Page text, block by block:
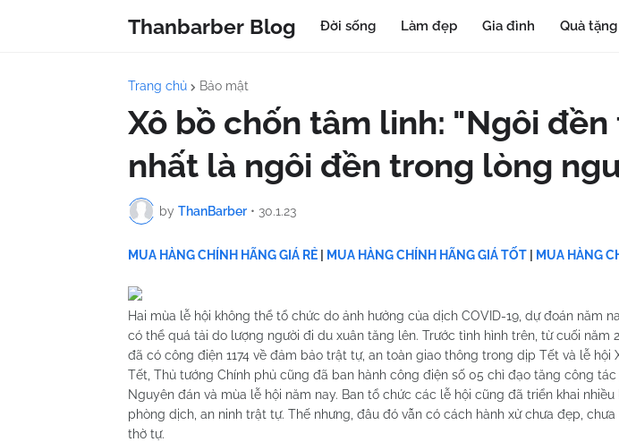
Thanbarber Blog Đời sống Làm đẹp Gia đình Quà tặng
Trang chủ Bảo mật
Xô bồ chốn tâm linh: "Ngôi
nhất là ngôi đền trong lòng
by ThanBarber • 30.1.23
MUA HÀNG CHÍNH HÃNG GIÁ RẺ MUA HÀNG CHÍNH HÃNG GIÁ TỐT MUA HÀNG
Hai mùa lễ hội không thể tổ chức do ảnh hưởng của dịch COVID-19, dự đoán năm
có thể quá tải do lượng người đi du xuân tăng lên. Trước tình hình trên, từ cuối năm
đã có công điện 1174 về đảm bảo trật tự, an toàn giao thông trong dịp Tết và lễ hội
Tết, Thủ tướng Chính phủ cũng đã ban hành công điện số 05 chỉ đạo tăng công
Nguyên đán và mùa lễ hội năm nay. Ban tổ chức các lễ hội cũng đã triển khai
phòng dịch, an ninh trật tự. Thế nhưng, đâu đó vẫn có cách hành xử chưa đẹp,
thờ tự.